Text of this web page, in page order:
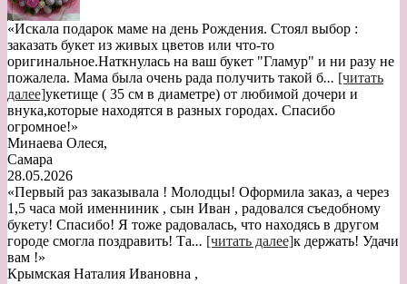
«Искала подарок маме на день Рождения. Стоял выбор :
заказать букет из живых цветов или что-то
оригинальное.Наткнулась на ваш букет "Гламур" и ни разу не
пожалела. Мама была очень рада получить такой б... [читать
далее]укетище ( 35 см в диаметре) от любимой дочери и
внука,которые находятся в разных городах. Спасибо
огромное!»
Минаева Олеся,
Самара
28.05.2026
«Первый раз заказывала ! Молодцы! Оформила заказ, а через
1,5 часа мой именниник , сын Иван , радовался съедобному
букету! Спасибо! Я тоже радовалась, что находясь в другом
городе смогла поздравить! Та... [читать далее]к держать! Удачи
вам !»
Крымская Наталия Ивановна ,